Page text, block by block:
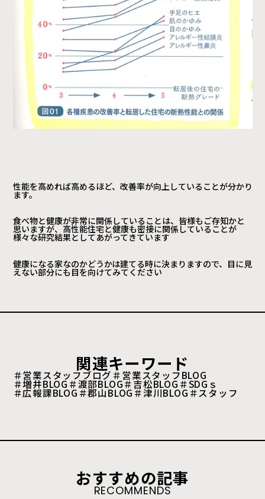
性能を高めれば高めるほど、改善率が向上していることが分かり
ます。
食べ物と健康が非常に関係していることは、皆様もご存知かと
思いますが、高性能住宅と健康も密接に関係していることが
様々な研究結果としてあがってきています
健康になる家なのかどうかは建てる時に決まりますので、目に見
えない部分にも目を向けてみてください
関連キーワード
＃営業スタッフブログ＃営業スタッフBLOG
＃増井BLOG＃渡部BLOG＃吉松BLOG＃SDGｓ
＃広報課BLOG＃郡山BLOG＃津川BLOG＃スタッフ
おすすめの記事
RECOMMENDS